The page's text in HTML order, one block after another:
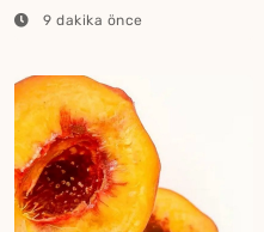
Noktaları
9 dakika önce